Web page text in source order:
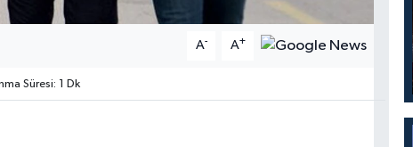
A- A+
Süresi: 1 Dk